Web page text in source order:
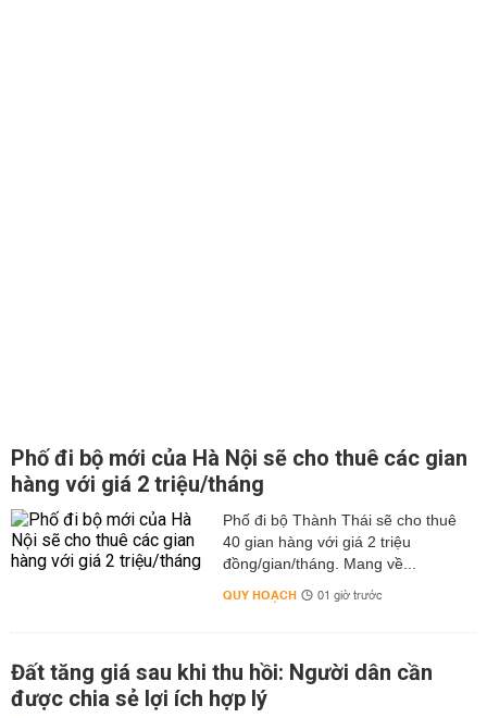
Phố đi bộ mới của Hà Nội sẽ cho thuê các gian
hàng với giá 2 triệu/tháng
Phố đi bộ Thành Thái sẽ cho thuê
40 gian hàng với giá 2 triệu
đồng/gian/tháng. Mang về...
QUY HOẠCH 01 giờ trước
Đất tăng giá sau khi thu hồi: Người dân cần
được chia sẻ lợi ích hợp lý